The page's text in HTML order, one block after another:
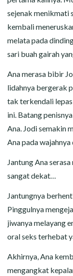
sejenak menikmati
kembali
melata pada
sari buah gairah
Ana merasa bibir
lidahnya bergerak
tak terkendali
ini. Batang
Ana. Jodi semakin
Ana pada
Jantung Ana
sangat dekat…
Jantungnya
Pinggulnya
jiwanya melayang
oral seks terhebat
Akhirnya, Ana
mengangkat